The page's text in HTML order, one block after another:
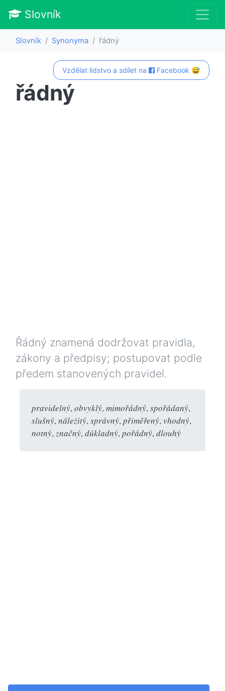
Slovník
Slovník Synonyma řádný
Vzdělat lidstvo a sdílet na Facebook 😅
řádný
Řádný znamená dodržovat pravidla,
zákony a předpisy; postupovat podle
předem stanovených pravidel.
pravidelný,obvyklý,mimořádný,spořádaný,
slušný,náležitý,správný,přiměřený,vhodný,
notný,značný,důkladný,pořádný,dlouhý